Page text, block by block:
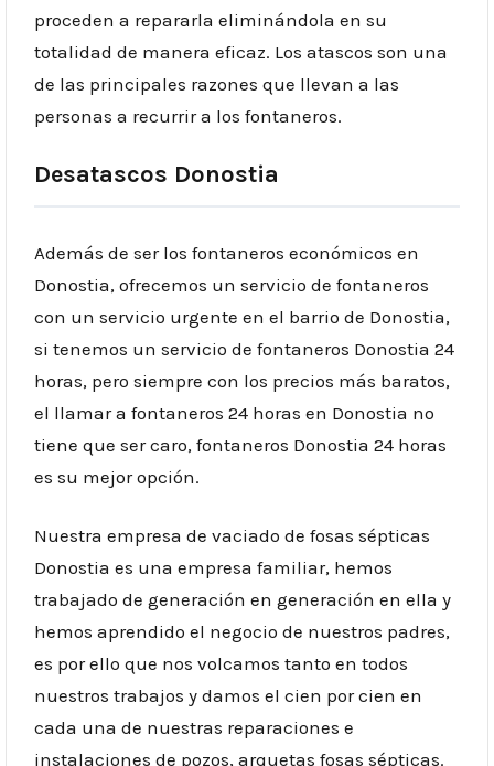
proceden a repararla eliminándola en su
totalidad de manera eficaz. Los atascos son una
de las principales razones que llevan a las
personas a recurrir a los fontaneros.
Desatascos Donostia
Además de ser los fontaneros económicos en
Donostia, ofrecemos un servicio de fontaneros
con un servicio urgente en el barrio de Donostia,
si tenemos un servicio de fontaneros Donostia 24
horas, pero siempre con los precios más baratos,
el llamar a fontaneros 24 horas en Donostia no
tiene que ser caro, fontaneros Donostia 24 horas
es su mejor opción.
Nuestra empresa de vaciado de fosas sépticas
Donostia es una empresa familiar, hemos
trabajado de generación en generación en ella y
hemos aprendido el negocio de nuestros padres,
es por ello que nos volcamos tanto en todos
nuestros trabajos y damos el cien por cien en
cada una de nuestras reparaciones e
instalaciones de pozos, arquetas fosas sépticas.